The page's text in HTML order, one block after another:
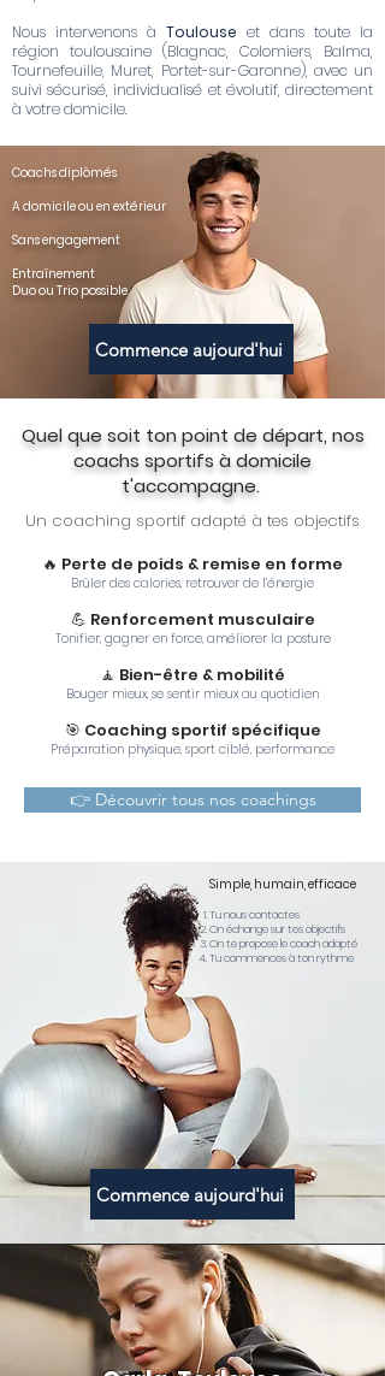
Nous intervenons à Toulouse et dans toute la
région toulousaine (Blagnac, Colomiers, Balma,
Tournefeuille, Muret, Portet-sur-Garonne), avec un
suivi sécurisé, individualisé et évolutif, directement
à votre domicile.
Coachs diplômés
A domicile ou en extérieur
Sans engagement
Entraînement
Duo ou Trio possible
Commence aujourd'hui
Quel que soit ton point de départ, nos
coachs sportifs à domicile
t'accompagne.
Un coaching sportif adapté à tes objectifs
🔥 Perte de poids & remise en forme
Brûler des calories, retrouver de l’énergie
💪 Renforcement musculaire
Tonifier, gagner en force, améliorer la posture
🧘 Bien-être & mobilité
Bouger mieux, se sentir mieux au quotidien
🎯 Coaching sportif spécifique
Préparation physique, sport ciblé, performance
👉 Découvrir tous nos coachings
Simple, humain, efficace
Tu nous contactes
On échange sur tes objectifs
On te propose le coach adapté
Tu commences à ton rythme
Commence aujourd'hui